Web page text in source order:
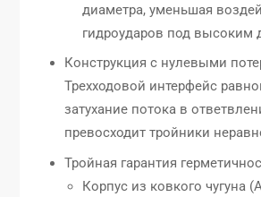
диаметра, уменьшая
гидроударов под высоким
Конструкция с нулевыми
Трехходовой интерфейс
затухание потока в
превосходит тройники
Тройная гарантия
Корпус из ковкого чугуна